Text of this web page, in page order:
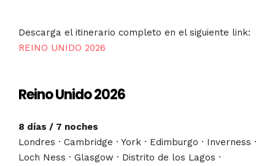
Descarga el itinerario completo en el siguiente link:
REINO UNIDO 2026
Reino Unido 2026
8 días / 7 noches
Londres · Cambridge · York · Edimburgo · Inverness ·
Loch Ness · Glasgow · Distrito de los Lagos ·